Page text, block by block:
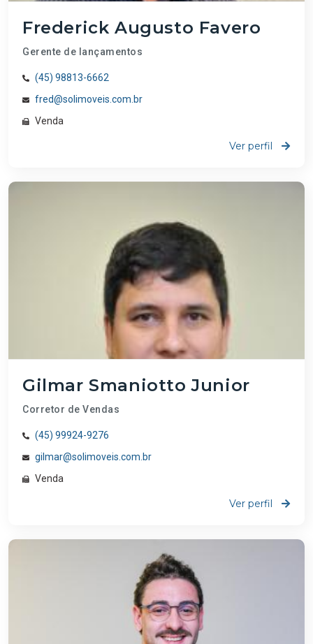
Frederick Augusto Favero
Gerente de lançamentos
(45) 98813-6662
fred@solimoveis.com.br
Venda
Ver perfil
Gilmar Smaniotto Junior
Corretor de Vendas
(45) 99924-9276
gilmar@solimoveis.com.br
Venda
Ver perfil